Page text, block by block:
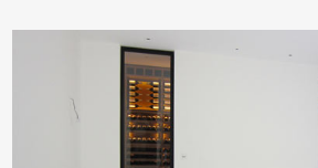
DETAILS ZIEN